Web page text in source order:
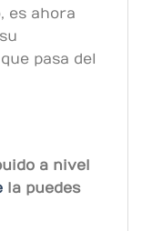
es ahora
pasa del
a nivel
la puedes